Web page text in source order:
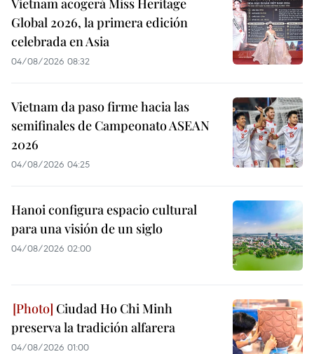
Vietnam acogerá Miss Heritage
Global 2026, la primera edición
celebrada en Asia
04/08/2026 08:32
Vietnam da paso firme hacia las
semifinales de Campeonato ASEAN
2026
04/08/2026 04:25
Hanoi configura espacio cultural
para una visión de un siglo
04/08/2026 02:00
Ciudad Ho Chi Minh
preserva la tradición alfarera
04/08/2026 01:00